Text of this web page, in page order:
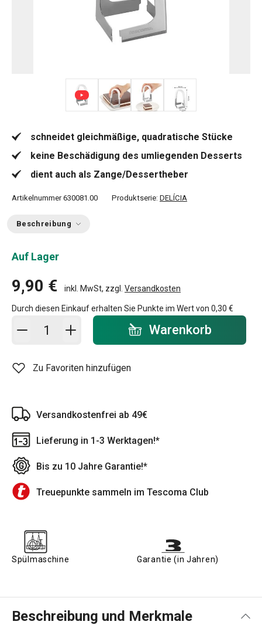
schneidet gleichmäßige, quadratische Stücke
keine Beschädigung des umliegenden Desserts
dient auch als Zange/Dessertheber
Artikelnummer 630081.00 Produktserie: DELÍCIA
Beschreibung
Auf Lager
9,90 € inkl. MwSt, zzgl. Versandkosten
Durch diesen Einkauf erhalten Sie Punkte im Wert von 0,30 €
In den Warenkorb - Menge Warenkorb
Zu Favoriten hinzufügen
Versandkostenfrei ab 49€
Lieferung in 1-3 Werktagen!*
Bis zu 10 Jahre Garantie!*
Treuepunkte sammeln im Tescoma Club
Spülmaschine Garantie (in Jahren)
Beschreibung und Merkmale